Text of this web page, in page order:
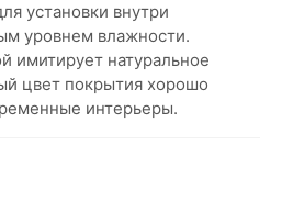
установки внутри
уровнем влажности.
имитирует натуральное
цвет покрытия хорошо
интерьеры.